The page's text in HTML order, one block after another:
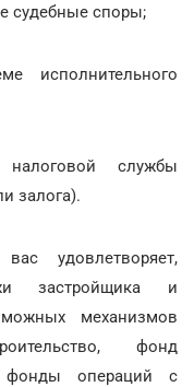
судебные споры;
исполнительного
службы
залога).
удовлетворяет,
застройщика и
механизмов
фонд
фонды операций с